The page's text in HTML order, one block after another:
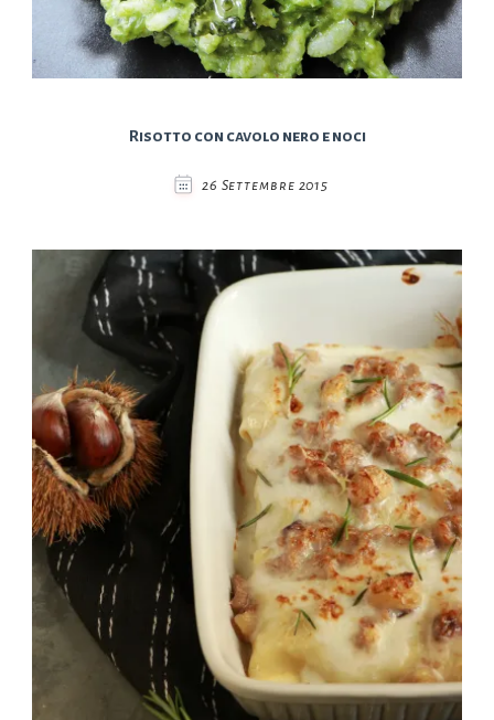
Risotto con cavolo nero e noci
26 Settembre 2015